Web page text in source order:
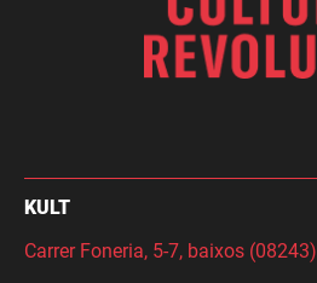
KULT
Carrer Foneria, 5-7, baixos (08243)